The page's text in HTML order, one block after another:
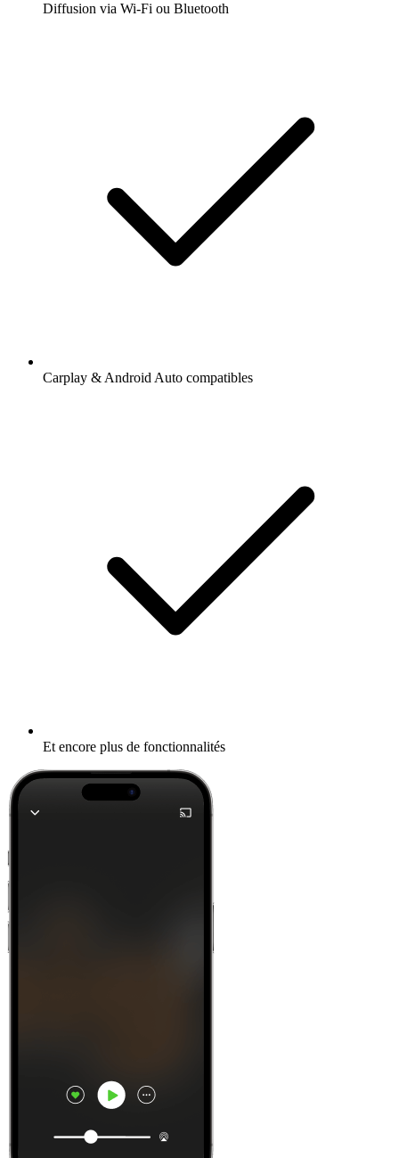
Diffusion via Wi-Fi ou Bluetooth
Carplay & Android Auto compatibles
Et encore plus de fonctionnalités